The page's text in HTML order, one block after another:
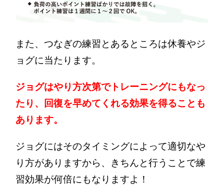
また、つなぎの練習とあるところは休養やジ
ョグに当たります。
ジョグはやり方次第でトレーニングにもなっ
たり、回復を早めてくれる効果を得ることも
あります。
ジョグにはそのタイミングによって適切なや
り方がありますから、きちんと行うことで練
習効果が何倍にもなりますよ！